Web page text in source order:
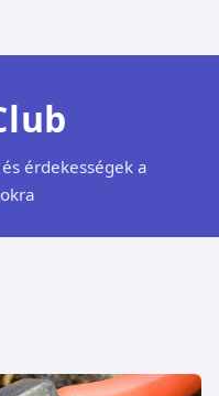
érdekességek a